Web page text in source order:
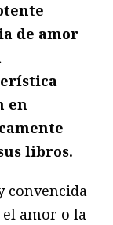
de amor
en
libros.
convencida
el amor o la